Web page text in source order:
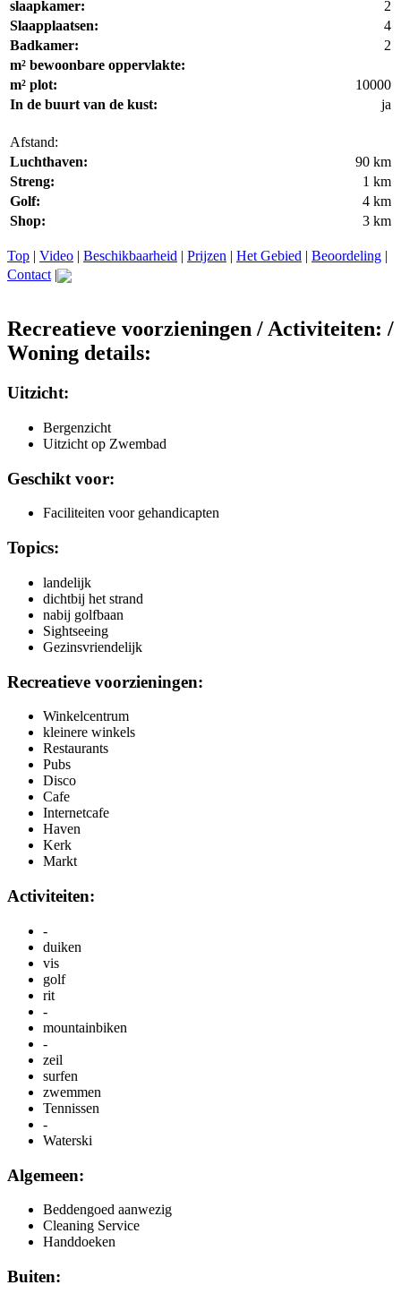
slaapkamer:
2
Slaapplaatsen:
4
Badkamer:
2
m² bewoonbare oppervlakte:
m² plot:
10000
In de buurt van de kust:
ja
Afstand:
Luchthaven:
90 km
Streng:
1 km
Golf:
4 km
Shop:
3 km
Top | Video | Beschikbaarheid | Prijzen | Het Gebied | Beoordeling |
Contact |
Recreatieve voorzieningen / Activiteiten: /
Woning details:
Uitzicht:
Bergenzicht
Uitzicht op Zwembad
Geschikt voor:
Faciliteiten voor gehandicapten
Topics:
landelijk
dichtbij het strand
nabij golfbaan
Sightseeing
Gezinsvriendelijk
Recreatieve voorzieningen:
Winkelcentrum
kleinere winkels
Restaurants
Pubs
Disco
Cafe
Internetcafe
Haven
Kerk
Markt
Activiteiten:
-
duiken
vis
golf
rit
-
mountainbiken
-
zeil
surfen
zwemmen
Tennissen
-
Waterski
Algemeen:
Beddengoed aanwezig
Cleaning Service
Handdoeken
Buiten: